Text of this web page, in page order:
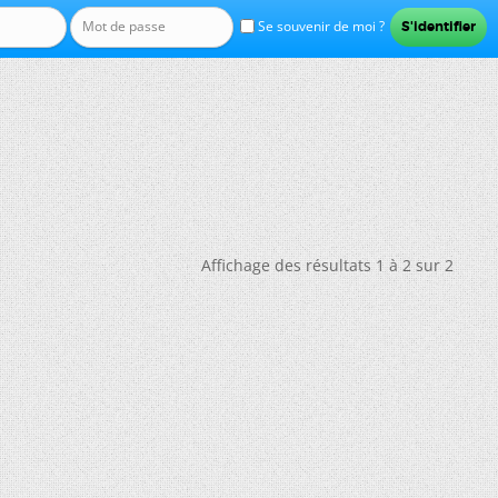
Se souvenir de moi ?
Affichage des résultats 1 à 2 sur 2